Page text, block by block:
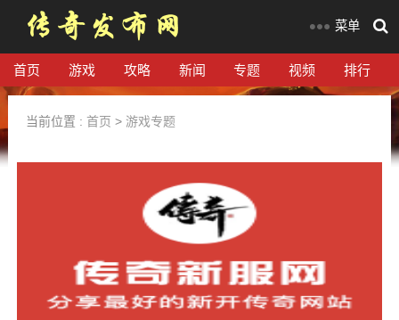
菜单
首页 游戏 攻略 新闻 专题 视频 排行
当前位置 : 首页 > 游戏专题